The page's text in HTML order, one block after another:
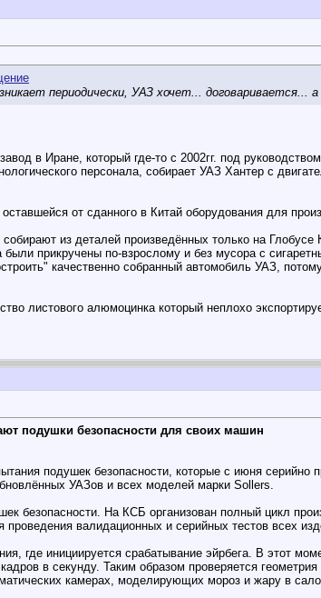
периодически, УАЗ хочет...
в Иране, который где-то с 2002гг. под
персонала, собирает УАЗ Хантер с
от сданного в Китай оборудования для
из деталей произведённых только на
прикручены по-взрослому и без мусора с
качественно собранный автомобиль УАЗ,
листового алюмоцинка который неплохо
подушки безопасности для своих машин
подушек безопасности, которые с июня серийно
УАЗов и всех моделей марки Sollers.
безопасности. На КСБ организован полный цикл
проведения валидационных и серийных тестов всех
где инициируется срабатывание эйрбега. В этот
в секунду. Таким образом проверяется
камерах, моделирующих мороз и жару в